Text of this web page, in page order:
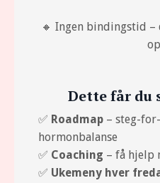
🔸 Ingen bindingstid –
Dette får du
✅ Roadmap – steg-
hormonbalanse
✅ Coaching – få hjelp
✅ Ukemeny hver